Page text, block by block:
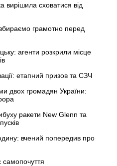
сховатися від
грамотно перед
агенти розкрили місце
етапний призов та СЗЧ
двох громадян України:
ракети New Glenn та
вчений попередив про
самопочуття